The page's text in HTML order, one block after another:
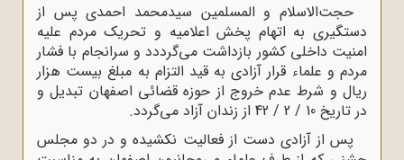
حجت‌الاسلام و المسلمین سیدمحمد احمدی پس از
دستگیری به اتهام پخش اعلامیه و تحریک مردم علیه
امنیت داخلی کشور بازداشت می‌گرددد و سرانجام با فشار
مردم و علماء قرار آزادی به قید التزام به مبلغ بیست هزار
ریال و شرط عدم خروج از حوزه قضائی اصفهان تبدیل و
در تاریخ 10 / 2 / 42 از زندان آزاد می‌گردد.
پس از آزادی دست از فعالیت نکشیده و در دو مجلس